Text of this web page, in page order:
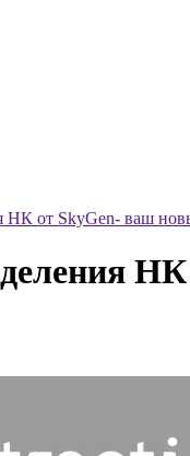
НК от SkyGen- ваш